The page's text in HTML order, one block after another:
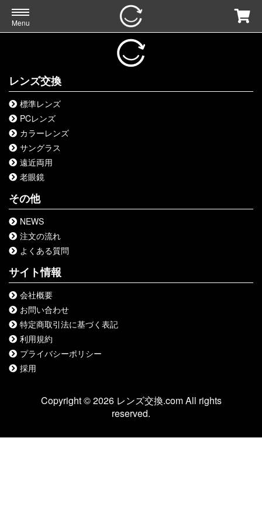
Menu
レンズ交換
標準レンズ
PCレンズ
カラーレンズ
サングラス
遠近両用
老眼鏡
その他
NEWS
注文の流れ
よくある質問
サイト情報
会社概要
お問い合わせ
特定商取引法に基づく表記
利用規約
プライバシーポリシー
採用
Copyright © 2026 レンズ交換.com All rights
reserved.